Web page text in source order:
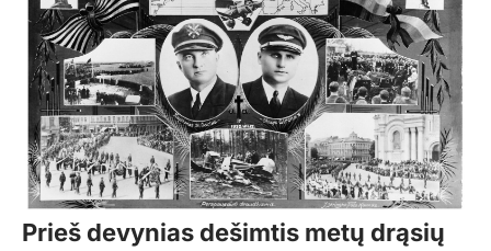
Prieš devynias dešimtis metų drąsių